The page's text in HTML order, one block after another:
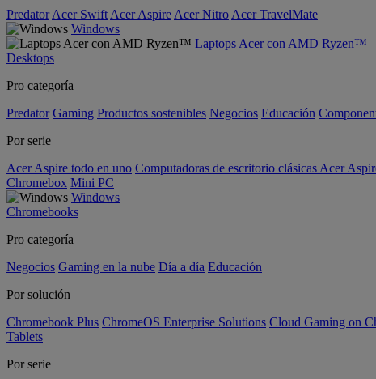
Predator Acer Swift Acer Aspire Acer Nitro Acer TravelMate
Windows
Laptops Acer con AMD Ryzen™
Desktops
Pro categoría
Predator Gaming Productos sostenibles Negocios Educación
Por serie
Acer Aspire todo en uno Computadoras de escritorio clásicas Acer
Chromebox Mini PC
Windows
Chromebooks
Pro categoría
Negocios Gaming en la nube Día a día Educación
Por solución
Chromebook Plus ChromeOS Enterprise Solutions Cloud Gaming on
Tablets
Por serie